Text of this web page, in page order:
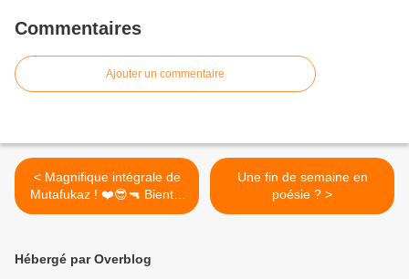
Commentaires
Ajouter un commentaire
< Magnifique intégrale de
Mutafukaz ! ❤️😎🔫 Bientôt
au cinéma ! #impatience
#gwalarn #gwalarnlibrairie
Une fin de semaine en
poésie ? >
Hébergé par Overblog